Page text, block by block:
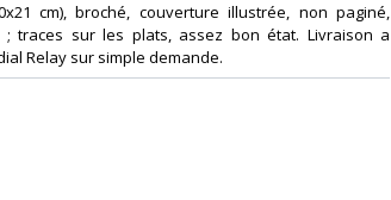
cm), broché, couverture illustrée, non paginé,
traces sur les plats, assez bon état. Livraison a
Relay sur simple demande.‎